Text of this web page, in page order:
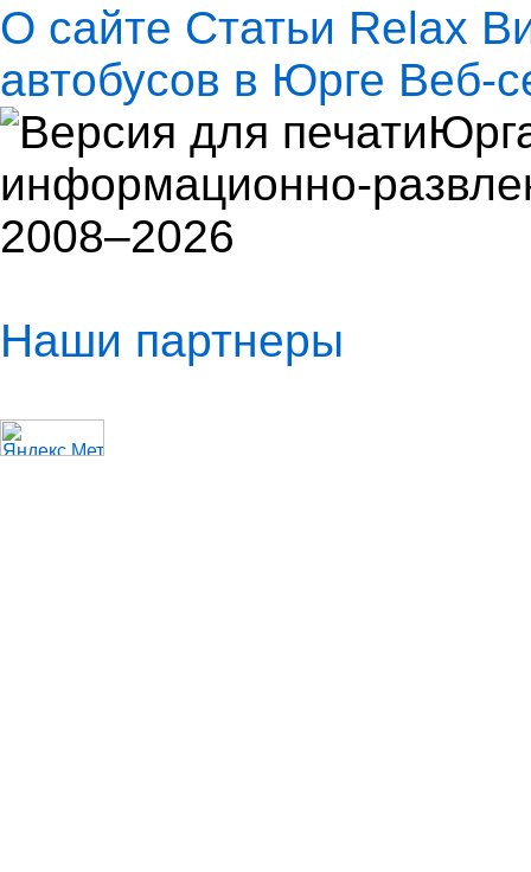
О сайте Статьи Relax
автобусов в Юрге Веб-
информационно-
2008–2026
Наши партнеры